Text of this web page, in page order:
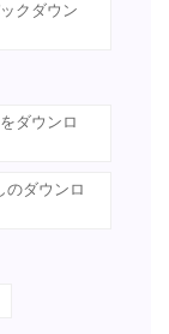
クダウン
ダウンロ
のダウンロ